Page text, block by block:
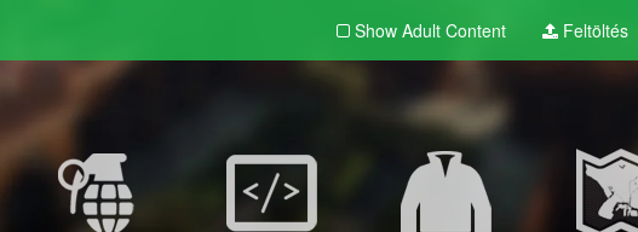
Show Adult Content Feltöltés